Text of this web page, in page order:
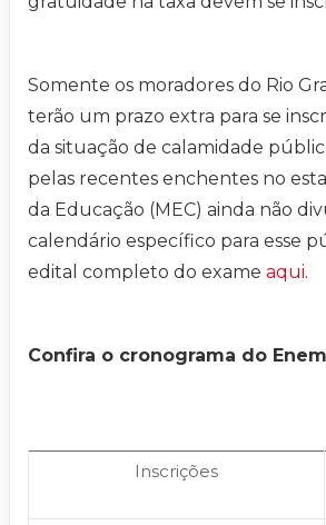
Somente os moradores do Rio
terão um prazo extra para se
da situação de calamidade
pelas recentes enchentes no
da Educação (MEC) ainda não
calendário específico para esse
edital completo do exame aqui.
Confira o cronograma do
Inscrições